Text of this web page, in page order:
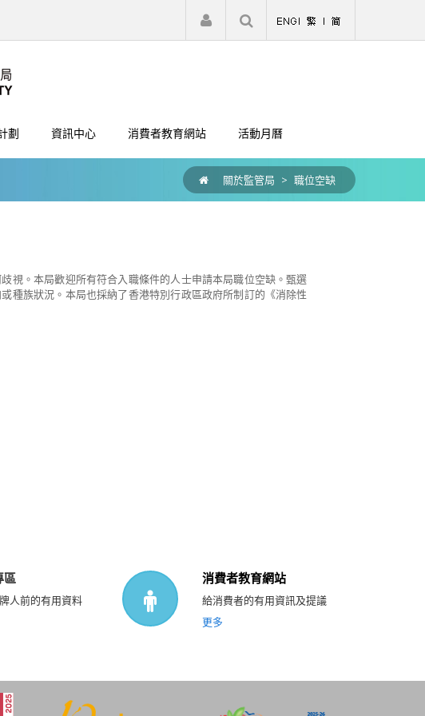
註冊 登入
劃 資訊中心 消費者教育網站 活動月曆
關於監管局 > 職位空缺
視。本局歡迎所有符合入職條件的人士申請本局職位空缺。甄選
種族狀況。本局也採納了香港特別行政區政府所制訂的《消除性
區
人前的有用資料
消費者教育網站
給消費者的有用資訊及提議
更多